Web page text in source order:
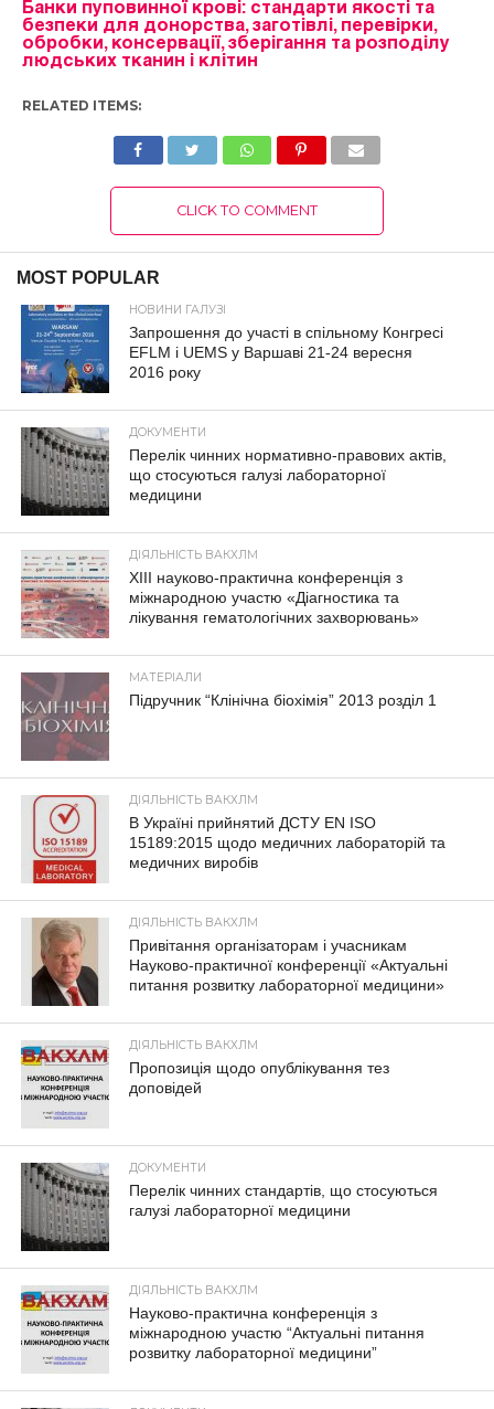
Банки пуповинної крові: стандарти якості та
безпеки для донорства, заготівлі, перевірки,
обробки, консервації, зберігання та розподілу
людських тканин і клітин
RELATED ITEMS:
CLICK TO COMMENT
MOST POPULAR
НОВИНИ ГАЛУЗІ
Запрошення до участі в спільному Конгресі
EFLM і UEMS у Варшаві 21-24 вересня
2016 року
ДОКУМЕНТИ
Перелік чинних нормативно-правових актів,
що стосуються галузі лабораторної
медицини
ДІЯЛЬНІСТЬ ВАКХЛМ
XIII науково-практична конференція з
міжнародною участю «Діагностика та
лікування гематологічних захворювань»
МАТЕРІАЛИ
Підручник “Клінічна біохімія” 2013 розділ 1
ДІЯЛЬНІСТЬ ВАКХЛМ
В Україні прийнятий ДСТУ EN ISO
15189:2015 щодо медичних лабораторій та
медичних виробів
ДІЯЛЬНІСТЬ ВАКХЛМ
Привітання організаторам і учасникам
Науково-практичної конференції «Актуальні
питання розвитку лабораторної медицини»
ДІЯЛЬНІСТЬ ВАКХЛМ
Пропозиція щодо опублікування тез
доповідей
ДОКУМЕНТИ
Перелік чинних стандартів, що стосуються
галузі лабораторної медицини
ДІЯЛЬНІСТЬ ВАКХЛМ
Науково-практична конференція з
міжнародною участю “Актуальні питання
розвитку лабораторної медицини”